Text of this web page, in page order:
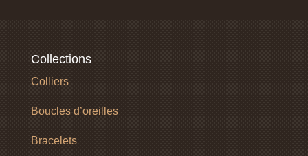
Collections
Colliers
Boucles d’oreilles
Bracelets